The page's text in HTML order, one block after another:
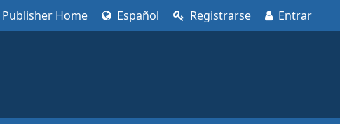
Publisher Home Español Registrarse Entrar